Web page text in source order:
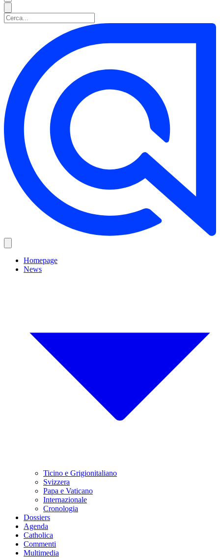
Homepage
News
Ticino e Grigionitaliano
Svizzera
Papa e Vaticano
Internazionale
Cronologia
Dossiers
Agenda
Catholica
Commenti
Multimedia